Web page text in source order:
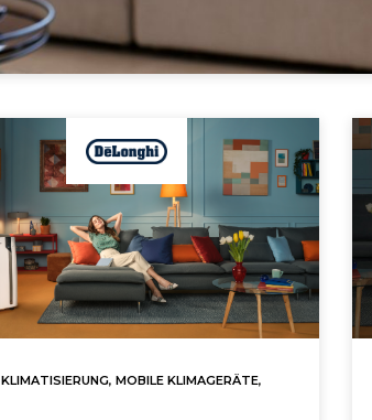
KLIMATISIERUNG, MOBILE KLIMAGERÄTE,